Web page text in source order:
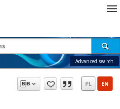
Advanced search
PL EN